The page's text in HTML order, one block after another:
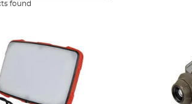
de la pêche et des marques comme Fox
de type ou de vision nocturne.
que votre budget ne doit pas vous
found